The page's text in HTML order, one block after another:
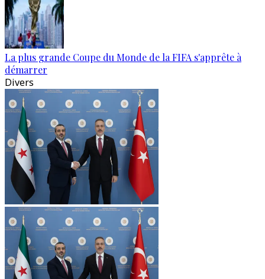
La plus grande Coupe du Monde de la FIFA s'apprête à
démarrer
Divers